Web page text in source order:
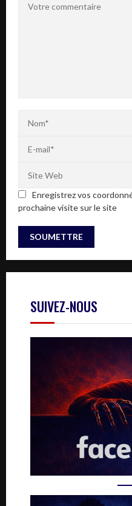
Enregistrez vos
prochaine visite sur le site
SUIVEZ-NOUS